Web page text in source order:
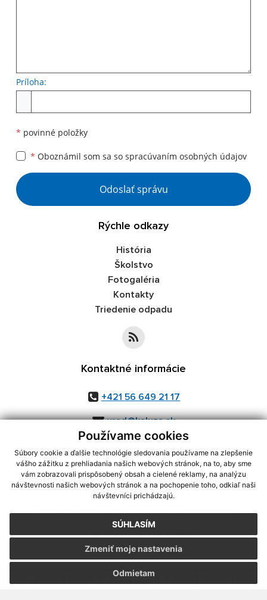
Používame cookies
Súbory cookie a ďalšie technológie sledovania používame na zlepšenie
vášho zážitku z prehliadania našich webových stránok, na to, aby sme
vám zobrazovali prispôsobený obsah a cielené reklamy, na analýzu
návštevnosti našich webových stránok a na pochopenie toho, odkiaľ naši
návštevníci prichádzajú.
SÚHLASÍM
Odmietam
Zmeniť moje nastavenia
Príloha:
* povinné položky
* Oboznámil som sa so spracúvaním osobných údajov
Google reCaptcha Response
Odoslať správu
Rýchle odkazy
História
Školstvo
Fotogaléria
Kontakty
Triedenie odpadu
Kontaktné informácie
+421 56 649 21 17
urad@kaluza.sk
využite možnosť získavania aktuálnych informácií s využitím RSS
CMS systém (redakčný) systém ECHELON 2,Mapa stránok,web portál
webex.digital, s.r.o.,domény,registrácia domény
Posledná aktualizácia:05.08.2026
Vytlačiť stránku|Vyhlásenie o prístupnosti